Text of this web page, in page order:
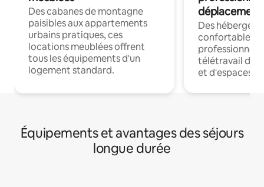
Des cabanes de montagne
paisibles aux appartements
urbains pratiques, ces
locations meublées offrent
tous les équipements d'un
logement standard.
déplacement
Des
confortables
professionnels
télétravail
et d'espaces
Équipements et avantages des séjours
longue durée